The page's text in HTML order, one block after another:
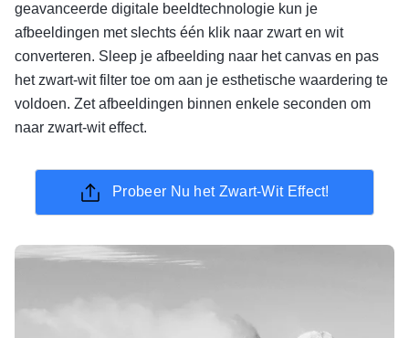
geavanceerde digitale beeldtechnologie kun je
afbeeldingen met slechts één klik naar zwart en wit
converteren. Sleep je afbeelding naar het canvas en pas
het zwart-wit filter toe om aan je esthetische waardering te
voldoen. Zet afbeeldingen binnen enkele seconden om
naar zwart-wit effect.
Probeer Nu het Zwart-Wit Effect!